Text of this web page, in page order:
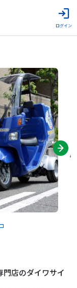
ログイン
店のダイワサイ